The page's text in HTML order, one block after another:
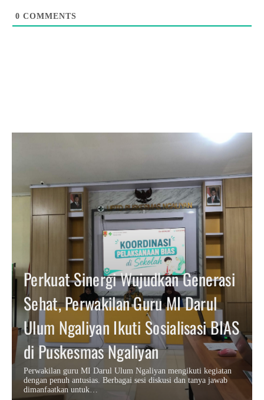
0 COMMENTS
Perkuat Sinergi Wujudkan Generasi
Sehat, Perwakilan Guru MI Darul
Ulum Ngaliyan Ikuti Sosialisasi BIAS
di Puskesmas Ngaliyan
Perwakilan guru MI Darul Ulum Ngaliyan mengikuti kegiatan
dengan penuh antusias. Berbagai sesi diskusi dan tanya jawab
dimanfaatkan untuk…